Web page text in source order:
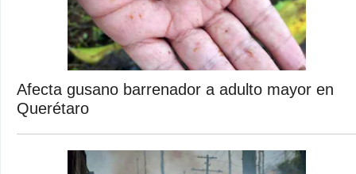
Afecta gusano barrenador a adulto mayor en
Querétaro